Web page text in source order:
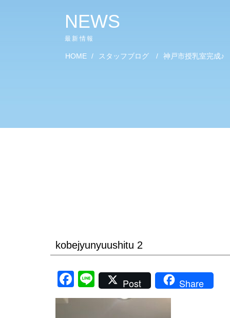
NEWS
最新情報
HOME / スタッフブログ / 神戸市授乳室完成♪
kobejyunyuushitu 2
Facebook
LinePost Share